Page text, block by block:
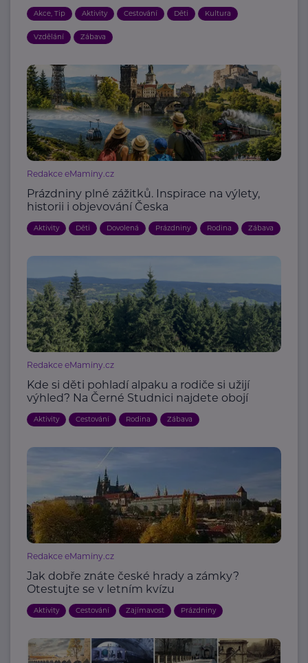
Akce, Tip Aktivity Cestování Děti Kultura
Vzdělání Zábava
Redakce eMaminy.cz
Prázdniny plné zážitků. Inspirace na výlety,
historii i objevování Česka
Aktivity Děti Dovolená Prázdniny Rodina Zábava
Redakce eMaminy.cz
Kde si děti pohladí alpaku a rodiče si užijí
výhled? Na Černé Studnici najdete obojí
Aktivity Cestování Rodina Zábava
Redakce eMaminy.cz
Jak dobře znáte české hrady a zámky?
Otestujte se v letním kvízu
Aktivity Cestování Zajímavost Prázdniny